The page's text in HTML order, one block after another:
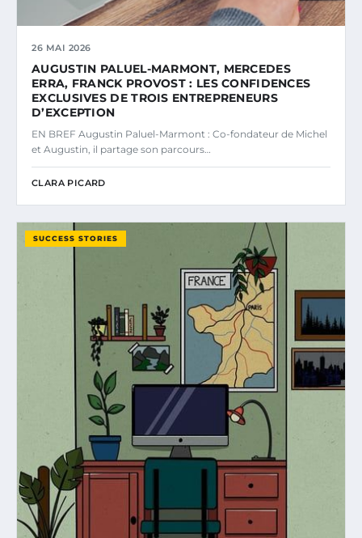
26 MAI 2026
AUGUSTIN PALUEL-MARMONT, MERCEDES
ERRA, FRANCK PROVOST : LES CONFIDENCES
EXCLUSIVES DE TROIS ENTREPRENEURS
D’EXCEPTION
EN BREF Augustin Paluel-Marmont : Co-fondateur de Michel
et Augustin, il partage son parcours…
CLARA PICARD
SUCCESS STORIES